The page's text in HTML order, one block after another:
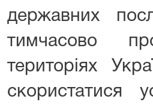
державних
тимчасово
територіях
скористатися